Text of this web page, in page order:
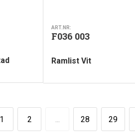
ART.NR:
F036 003
Ramlist Vit
1 2 28 29